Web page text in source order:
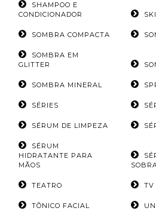
SHAMPOO E
CONDICIONADOR
SOMBRA COMPACTA
SOMBRA EM
GLITTER
SOMBRA MINERAL
SÉRIES
SÉRUM DE LIMPEZA
SÉRUM
HIDRATANTE PARA
MÃOS
TEATRO TV
TÔNICO FACIAL